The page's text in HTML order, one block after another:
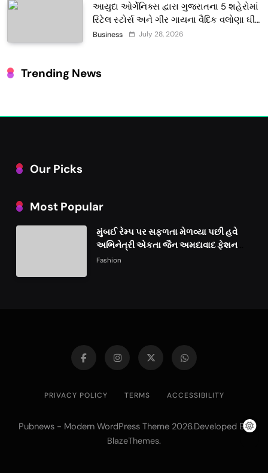
આયુદા ઓર્ગેનિક્સ દ્વારા ગુજરાતના 5 શહેરોમાં
રિટેલ સ્ટોર્સ અને ગીર ગાયના વૈદિક વલોણા ઘી-
દૂધની શુદ્ધ સેવાઓ સાથે વ્યાપક વિસ્તરણ
Business July 28, 2026
Trending News
Our Picks
Most Popular
મુંબઈ રેમ્પ પર સફળતા મેળવ્યા પછી હવે
અભિનેત્રી એકતા જૈન અમદાવાદ ફેશન
વીકમાં પોતાની પ્રતિભા પ્રદર્શિત કરશે
Fashion
PRIVACY POLICY TERMS ACCESSIBILITY
Pubnews - Modern WordPress Theme 2026.Developed By
BlazeThemes.